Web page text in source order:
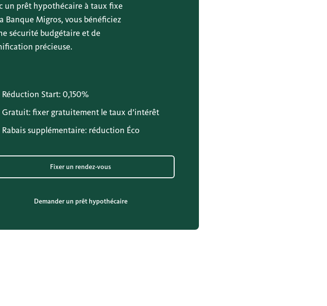
un prêt hypothécaire à taux fixe
Banque Migros, vous bénéficiez
sécurité budgétaire et de
précieuse.
Réduction Start: 0,150%
Gratuit: fixer gratuitement le taux d’intérêt
Rabais supplémentaire: réduction Éco
Fixer un rendez-vous
Demander un prêt hypothécaire